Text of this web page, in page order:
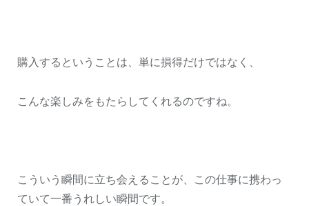
購入するということは、単に損得だけではなく、
こんな楽しみをもたらしてくれるのですね。
こういう瞬間に立ち会えることが、この仕事に携わっ
ていて一番うれしい瞬間です。